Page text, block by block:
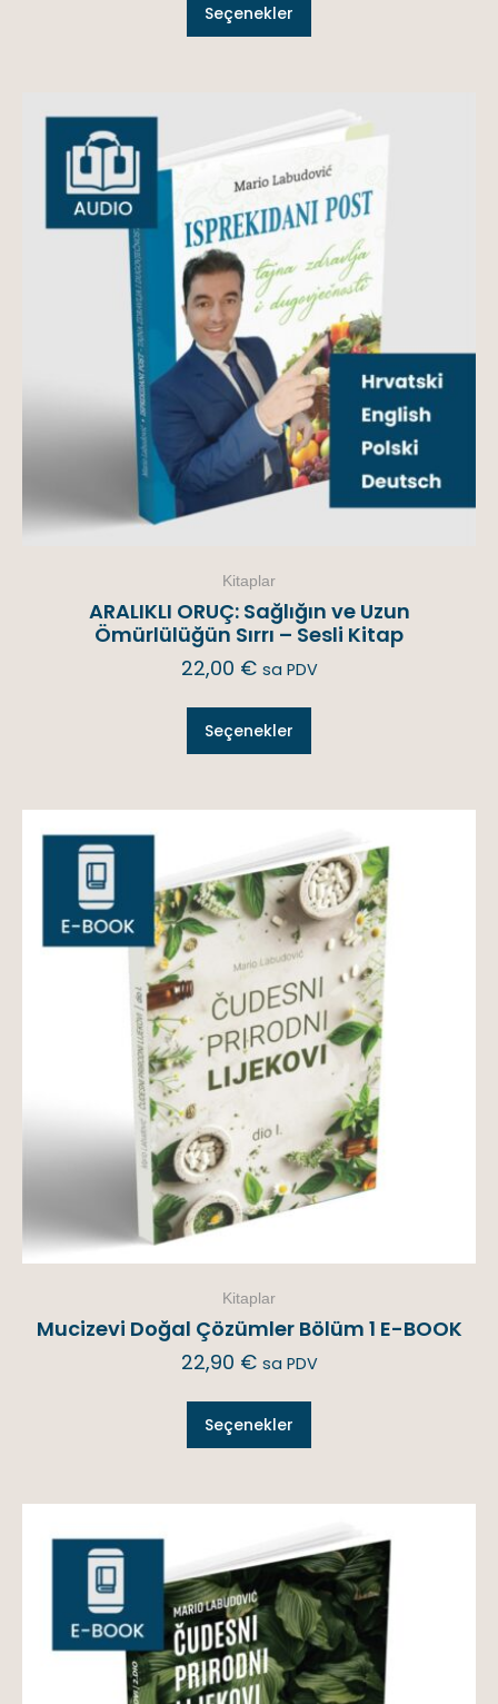
Seçenekler
Kitaplar
ARALIKLI ORUÇ: Sağlığın ve Uzun
Ömürlülüğün Sırrı – Sesli Kitap
22,00 € sa PDV
Seçenekler
Kitaplar
Mucizevi Doğal Çözümler Bölüm 1 E-BOOK
22,90 € sa PDV
Seçenekler